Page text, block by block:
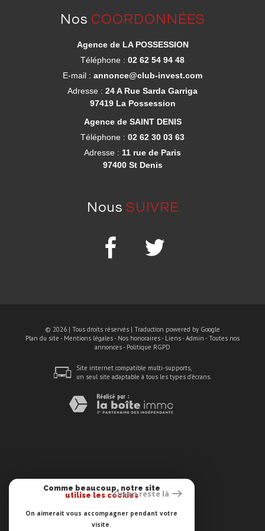
nos COORDONNÉES
Agence de LA POSSESSION
Téléphone : 02 62 54 94 48
E-mail : annonce@club-invest.com
Adresse : 24 A Rue Sarda Garriga
97419 La Possession
Agence de SAINT DENIS
Téléphone : 02 62 30 03 63
Adresse : 11 rue de Paris
97400 St Denis
nous SUIVRE
© 2026 | Tous droits réservés | Traduction powered by Google
Plan du site - Mentions légales- Nos honoraires- Liens-Admin -Toutes nos
annonces- Politique RGPD
Site internet compatible multi-supports,
un seul site adaptable à tous les types d'écrans.
On en reste là
Comme beaucoup, notre site
utilise les cookies
On aimerait vous accompagner pendant votre
visite.